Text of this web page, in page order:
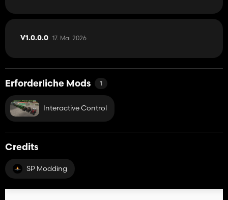
V1.0.0.0 17. Mai 2026
Erforderliche Mods 1
Interactive Control
Credits
SP Modding